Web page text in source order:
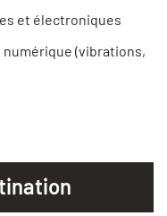
et électroniques
(vibrations,